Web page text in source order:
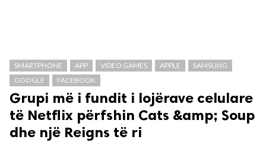
SMARTPHONE APP VIDEO GAMES APPLE
SAMSUNG
GOOGLE
FACEBOOK
Grupi më i fundit i lojërave celulare
të Netflix përfshin Cats &amp; Soup
dhe një Reigns të ri